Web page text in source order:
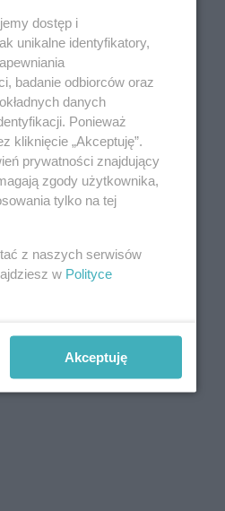
dostęp i
unikalne identyfikatory,
badanie odbiorców oraz
danych
Ponieważ
kliknięcie „Akceptuję”.
prywatności znajdujący
zgody użytkownika,
tylko na tej
z naszych serwisów
w Polityce
Akceptuję